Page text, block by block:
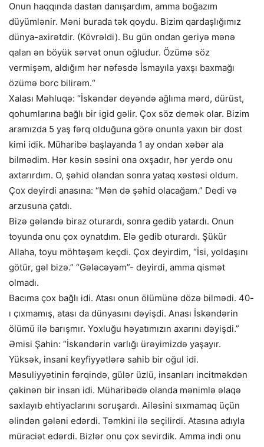
Onun haqqında dastan danışardım, amma boğazım
düyümlənir. Məni burada tək qoydu. Bizim qardaşlığımız
dünya-axirətdir. (Kövrəldi). Bu gün ondan geriyə mənə
qalan ən böyük sərvət onun oğludur. Özümə söz
vermişəm, aldığım hər nəfəsdə İsmayıla yaxşı baxmağı
özümə borc bilirəm.“
Xalası Məhluqə: “İskəndər deyəndə ağlıma mərd, dürüst,
qohumlarına bağlı bir igid gəlir. Çox söz demək olar. Bizim
aramızda 5 yaş fərq olduğuna görə onunla yaxın bir dost
kimi idik. Müharibə başlayanda 1 ay ondan xəbər ala
bilmədim. Hər kəsin səsini ona oxşadır, hər yerdə onu
axtarırdım. O, şəhid olandan sonra yataq xəstəsi oldum.
Çox deyirdi anasına: “Mən də şəhid olacağam.” Dedi və
arzusuna çatdı.
Bizə gələndə biraz oturardı, sonra gedib yatardı. Onun
toyunda onu çox oynatdım. Elə gedib oturardı. Şükür
Allaha, toyu möhtəşəm keçdi. Çox deyirdim, “İsi, yoldaşını
götür, gəl bizə.” “Gələcəyəm”- deyirdi, amma qismət
olmadı.
Bacıma çox bağlı idi. Atası onun ölümünə dözə bilmədi. 40-
ı çıxmamış, atası da dünyasını dəyişdi. Anası İskəndərin
ölümü ilə barışmır. Yoxluğu həyatımızın axarını dəyişdi.”
Əmisi Şahin: “İskəndərin varlığı ürəyimizdə yaşayır.
Yüksək, insani keyfiyyətlərə sahib bir oğul idi.
Məsuliyyətinin fərqində, gülər üzlü, insanları incitməkdən
çəkinən bir insan idi. Müharibədə olanda mənimlə əlaqə
saxlayıb ehtiyaclarını soruşardı. Ailəsini sıxmamaq üçün
əlindən gələni edərdi. Təmkini ilə seçilirdi. Atasına adıyla
müraciət edərdi. Bizlər onu çox sevirdik. Amma indi onu